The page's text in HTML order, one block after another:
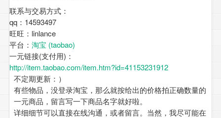
联系与交易方式：
qq：14593497
旺旺：linlance
平台： 淘宝 (taobao)
一元链接(支付用)：
http://item.taobao.com/item.htm?id=41153231912
不定期更新：）
有些物品，没登录淘宝，那么就按给出的价格拍正确数量的
一元商品，留言写一下商品名字就好啦。
详细细节可以直接在线沟通，或者留言。当然，我尽可能在